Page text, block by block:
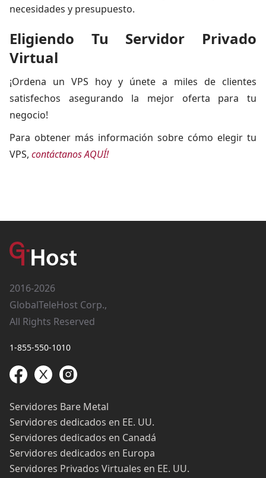
necesidades y presupuesto.
Eligiendo Tu Servidor Privado
Virtual
¡Ordena un VPS hoy y únete a miles de clientes
satisfechos asegurando la mejor oferta para tu
negocio!
Para obtener más información sobre cómo elegir tu
VPS, contáctanos AQUÍ!
2016-2026
GlobalTeleHost Corp.,
All Rights Reserved
1-855-550-1010
Servidores Bare Metal
Servidores dedicados en EE. UU.
Servidores dedicados en Canadá
Servidores dedicados en Europa
Servidores Privados Virtuales en EE. UU.